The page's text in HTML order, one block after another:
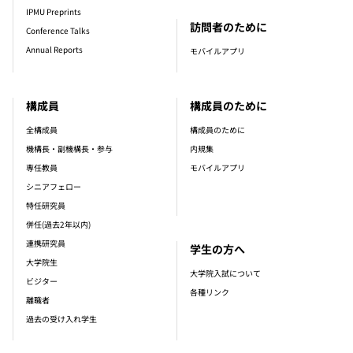
構成員
全構成員
機構長・副機構長・参与
専任教員
シニアフェロー
特任研究員
併任(過去2年以内)
連携研究員
大学院生
ビジター
離職者
過去の受け入れ学生
IPMU Preprints
Conference Talks
Annual Reports
訪問者のために
モバイルアプリ
構成員のために
構成員のために
内規集
モバイルアプリ
学生の方へ
大学院入試について
各種リンク